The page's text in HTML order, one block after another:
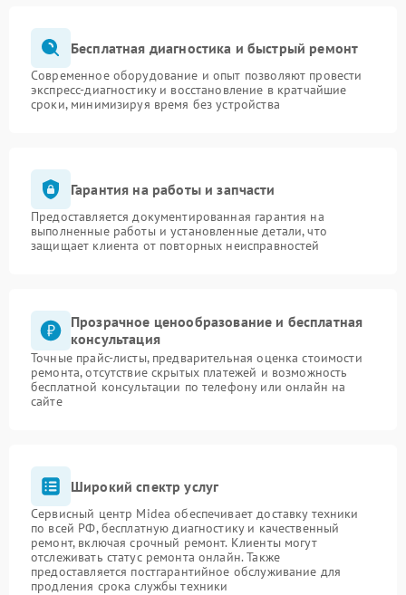
Бесплатная диагностика и быстрый ремонт
Современное оборудование и опыт позволяют провести
экспресс-диагностику и восстановление в кратчайшие
сроки, минимизируя время без устройства
Гарантия на работы и запчасти
Предоставляется документированная гарантия на
выполненные работы и установленные детали, что
защищает клиента от повторных неисправностей
Прозрачное ценообразование и бесплатная
консультация
Точные прайс-листы, предварительная оценка стоимости
ремонта, отсутствие скрытых платежей и возможность
бесплатной консультации по телефону или онлайн на
сайте
Широкий спектр услуг
Сервисный центр Midea обеспечивает доставку техники
по всей РФ, бесплатную диагностику и качественный
ремонт, включая срочный ремонт. Клиенты могут
отслеживать статус ремонта онлайн. Также
предоставляется постгарантийное обслуживание для
продления срока службы техники